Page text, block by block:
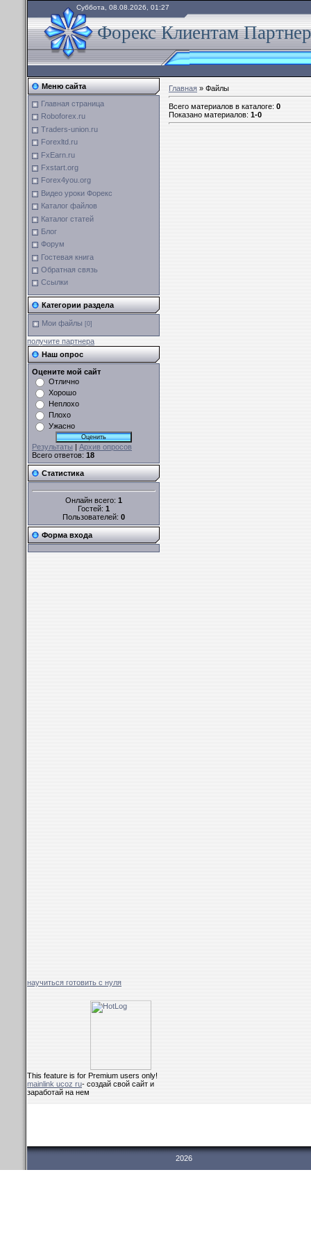
Суббота, 08.08.2026, 01:27
Форекс Клиентам
Меню сайта
Главная страница
Roboforex.ru
Traders-union.ru
Forexltd.ru
FxEarn.ru
Fxstart.org
Forex4you.org
Видео уроки Форекс
Каталог файлов
Каталог статей
Блог
Форум
Гостевая книга
Обратная связь
Ссылки
Категории раздела
Мои файлы [0]
получите партнера
Наш опрос
Оцените мой сайт
Отлично
Хорошо
Неплохо
Плохо
Ужасно
Результаты | Архив опросов
Всего ответов: 18
Статистика
Онлайн всего: 1
Гостей: 1
Пользователей: 0
Форма входа
научиться готовить с нуля
This feature is for Premium users only!
mainlink ucoz ru- создай свой сайт и
заработай на нем
Главная»Файлы
Всего материалов в каталоге:0
Показано материалов:1-0
2026